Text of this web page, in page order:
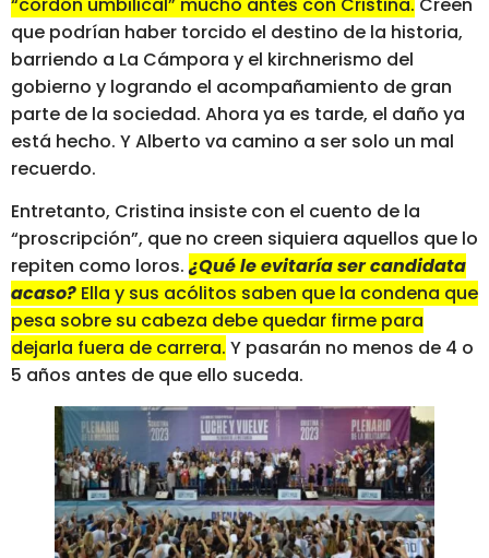
que podrían haber torcido el destino de la historia,
barriendo a La Cámpora y el kirchnerismo del
gobierno y logrando el acompañamiento de gran
parte de la sociedad. Ahora ya es tarde, el daño ya
está hecho. Y Alberto va camino a ser solo un mal
recuerdo.
Entretanto, Cristina insiste con el cuento de la
“proscripción”, que no creen siquiera aquellos que lo
repiten como loros.¿Qué le evitaría ser candidata
acaso? Ella y sus acólitos saben que la condena que
pesa sobre su cabeza debe quedar firme para
dejarla fuera de carrera. Y pasarán no menos de 4 o
5 años antes de que ello suceda.